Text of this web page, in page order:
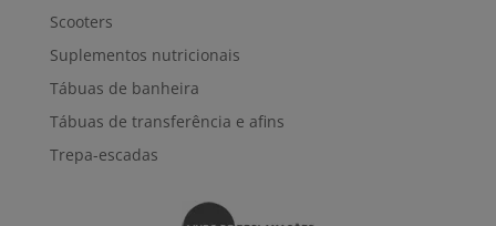
Scooters
Suplementos nutricionais
Tábuas de banheira
Tábuas de transferência e afins
Trepa-escadas